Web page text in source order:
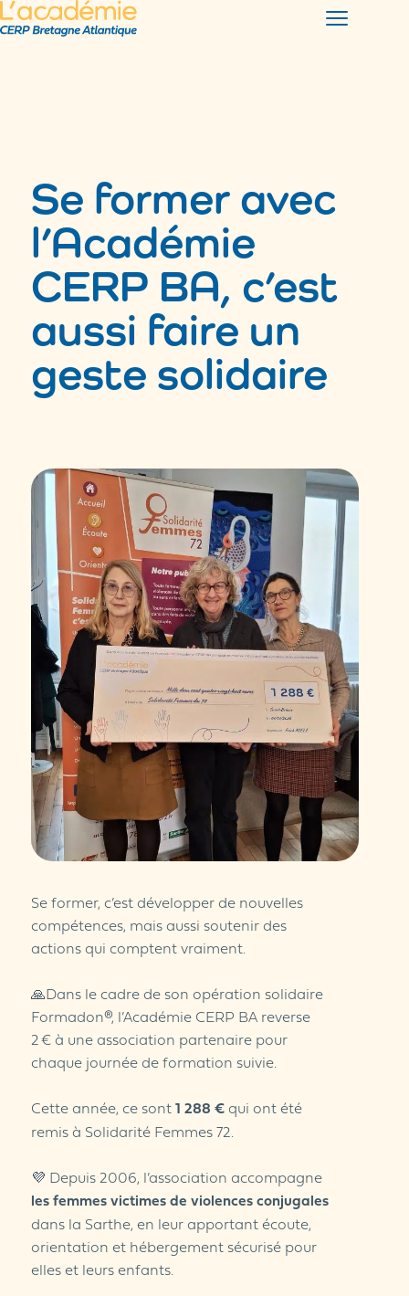
Se former avec
l’Académie
CERP BA, c’est
aussi faire un
geste solidaire
Se former, c’est développer de nouvelles
compétences, mais aussi soutenir des
actions qui comptent vraiment.
🙏Dans le cadre de son opération solidaire
Formadon®, l’Académie CERP BA reverse
2 € à une association partenaire pour
chaque journée de formation suivie.
Cette année, ce sont1 288 €qui ont été
remis à Solidarité Femmes 72.
💜 Depuis 2006, l’association accompagne
les femmes victimes de violences conjugales
dans la Sarthe, en leur apportant écoute,
orientation et hébergement sécurisé pour
elles et leurs enfants.